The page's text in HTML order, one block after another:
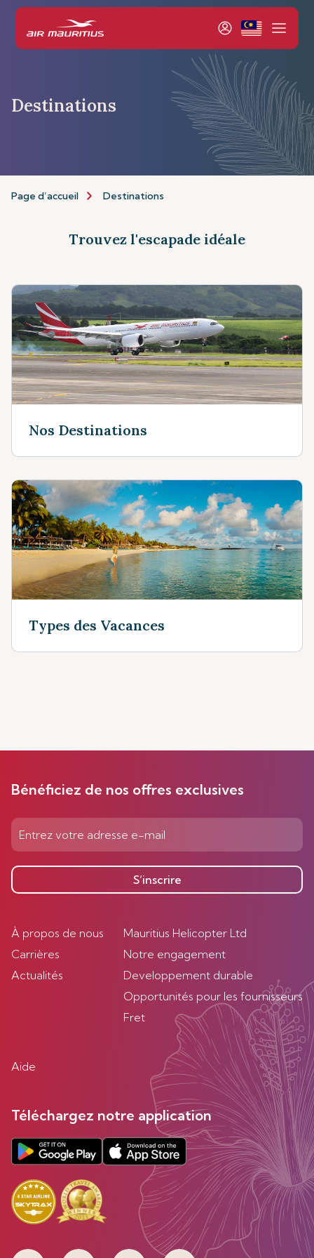
Destinations
Page d’accueil Destinations
Trouvez l'escapade idéale
Nos Destinations
Types des Vacances
Bénéficiez de nos offres exclusives
S’inscrire
À propos de nous
Carrières
Actualités
Mauritius Helicopter Ltd
Notre engagement
Developpement durable
Opportunités pour les fournisseurs
Fret
Aide
Téléchargez notre application